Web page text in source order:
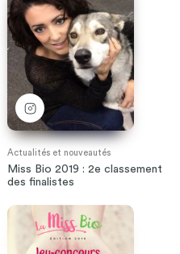
Actualités et nouveautés
Miss Bio 2019 : 2e classement
des finalistes